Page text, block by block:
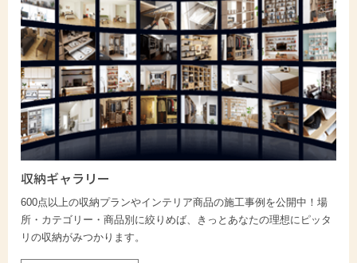
収納ギャラリー
600点以上の収納プランやインテリア商品の施工事例を公開中！場
所・カテゴリー・商品別に絞りめば、きっとあなたの理想にピッタ
リの収納がみつかります。